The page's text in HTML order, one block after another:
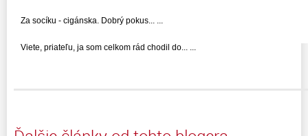
Za socíku - cigánska. Dobrý pokus... ...
Viete, priateľu, ja som celkom rád chodil do... ...